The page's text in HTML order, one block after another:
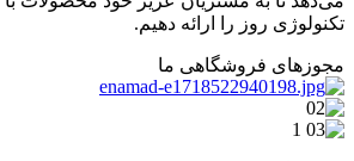
تکنولوژی روز را ارائه دهیم.
مجوزهای فروشگاهی ما